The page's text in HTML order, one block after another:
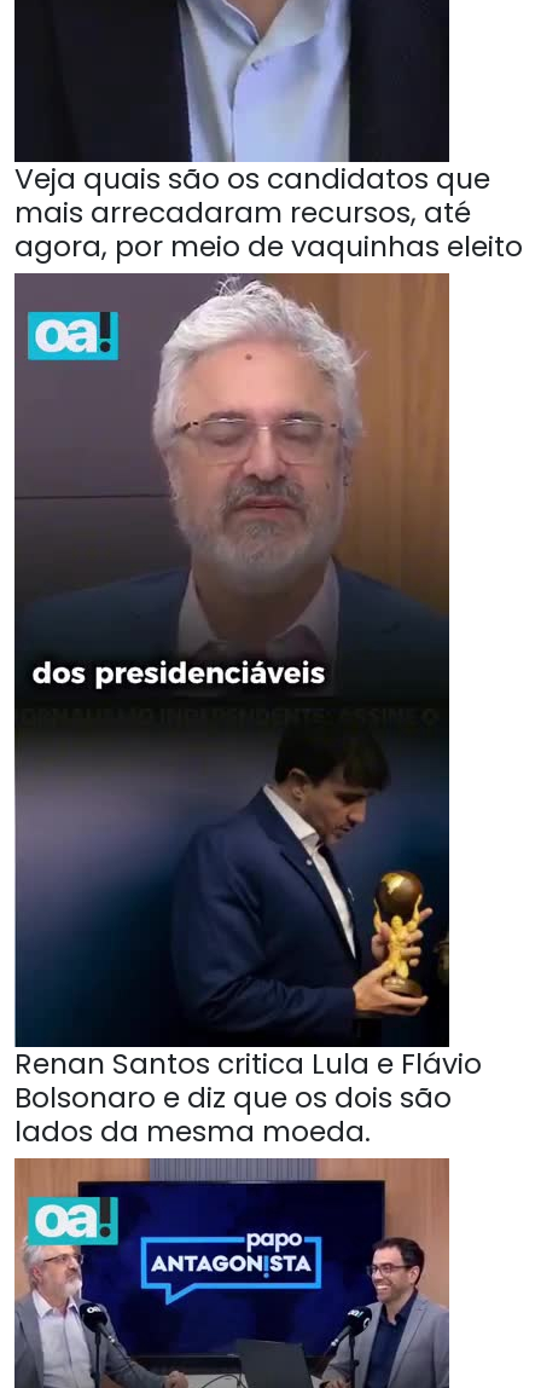
Veja quais são os candidatos que
mais arrecadaram recursos, até
agora, por meio de vaquinhas eleito
Renan Santos critica Lula e Flávio
Bolsonaro e diz que os dois são
lados da mesma moeda.